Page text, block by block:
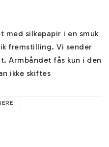
med silkepapir i en smuk
fremstilling. Vi sender
Armbåndet fås kun i den
ikke skiftes